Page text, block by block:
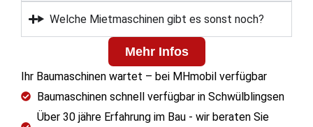
Welche Mietmaschinen gibt es sonst noch?
Mehr Infos
Ihr Baumaschinen wartet – bei MHmobil verfügbar
Baumaschinen schnell verfügbar in Schwülblingsen
Über 30 jähre Erfahrung im Bau - wir beraten Sie